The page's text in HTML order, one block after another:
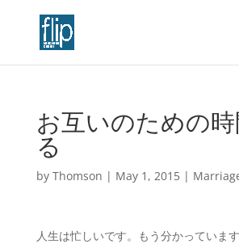
お互いのための
る
by Thomson | May 1, 2015|
人生は忙しいです。もう分かっていま